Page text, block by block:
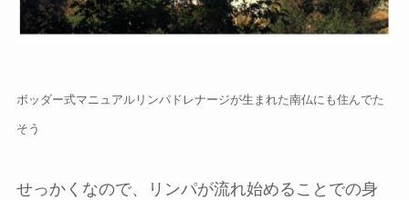
ボッダー式マニュアルリンパドレナージが生まれた南仏にも住んでた
そう
せっかくなので、リンパが流れ始めることでの身